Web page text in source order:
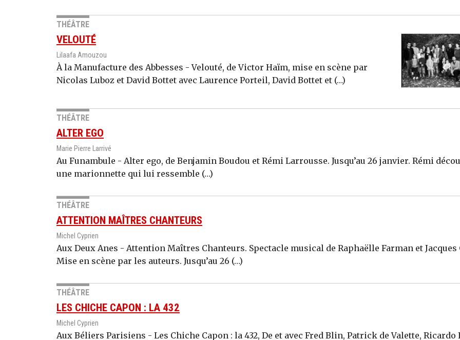
THÉÂTRE
VELOUTÉ
Lilaafa Amouzou
À la Manufacture des Abbesses - Velouté, de Victor Haïm, mise en scène par
Nicolas Luboz et David Bottet avec Laurence Porteil, David Bottet et (…)
THÉÂTRE
ALTER EGO
Marie Pierre Larrivé
Au Funambule - Alter ego, de Benjamin Boudou et Rémi Larrousse. Jusqu’au 26 janvier. Rémi
une marionnette qui lui ressemble (…)
THÉÂTRE
ATTENTION MAÎTRES CHANTEURS
Michel Cyprien
Aux Deux Anes - Attention Maîtres Chanteurs. Spectacle musical de Raphaëlle Farman et Jacques
Mise en scène par les auteurs. Jusqu’au 26 (…)
THÉÂTRE
LES CHICHE CAPON : LA 432
Michel Cyprien
Aux Béliers Parisiens - Les Chiche Capon : la 432, De et avec Fred Blin, Patrick de Valette, Ricardo